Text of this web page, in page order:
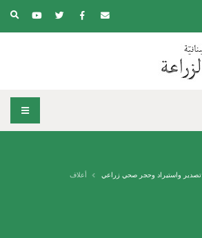
تصدير واستيراد وحجر صحي زراعي أعلاف